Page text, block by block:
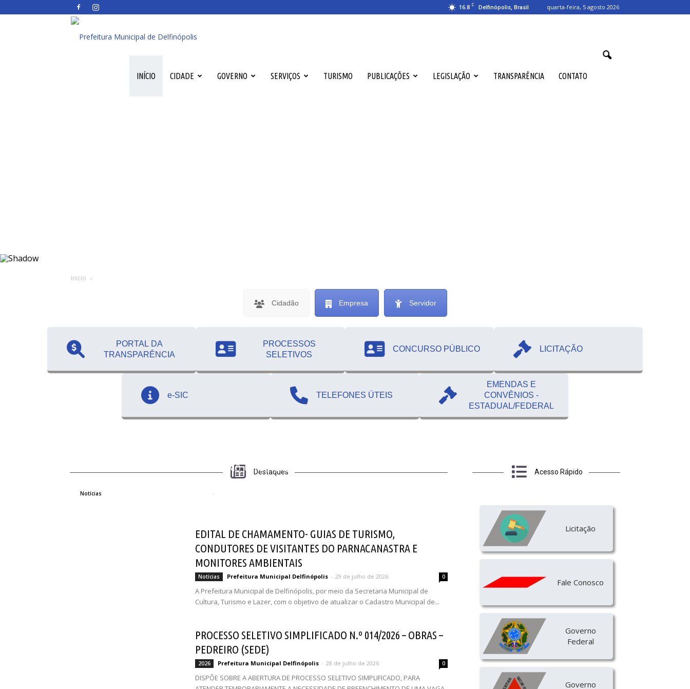
16.8 C Delfinópolis, Brasil quarta-feira, 5 agosto 2026
Municipal
INÍCIO CIDADE GOVERNO SERVIÇOS TURISMO PUBLICAÇÕES LEGISLAÇÃO TRANSPARÊNCIA CONTATO
Inicio
Cidadão Empresa Servidor
PORTAL DA
TRANSPARÊNCIA
PROCESSOS
SELETIVOS
CONCURSO PÚBLICO LICITAÇÃO
e-SIC TELEFONES ÚTEIS
EMENDAS E
CONVÊNIOS -
ESTADUAL/FEDERAL
Destaques
EDITAL DE CHAMAMENTO- GUIAS DE TURISMO, CONDUTORES DE VISITANTES DO PARNACANASTRA E
Notícias -
EDITAL DE CHAMAMENTO- GUIAS DE TURISMO,
CONDUTORES DE VISITANTES DO PARNACANASTRA E
MONITORES AMBIENTAIS
Notícias Prefeitura Municipal Delfinópolis - 29 de julho de 2026 0
A Prefeitura Municipal de Delfinópolis, por meio da Secretaria Municipal de
Cultura, Turismo e Lazer, com o objetivo de atualizar o Cadastro Municipal de...
PROCESSO SELETIVO SIMPLIFICADO N.º 014/2026 – OBRAS –
PEDREIRO (SEDE)
2026 Prefeitura Municipal Delfinópolis - 28 de julho de 2026 0
DISPÕE SOBRE A ABERTURA DE PROCESSO SELETIVO SIMPLIFICADO, PARA
Acesso Rápido
Licitação
Fale Conosco
Governo
Federal
Governo